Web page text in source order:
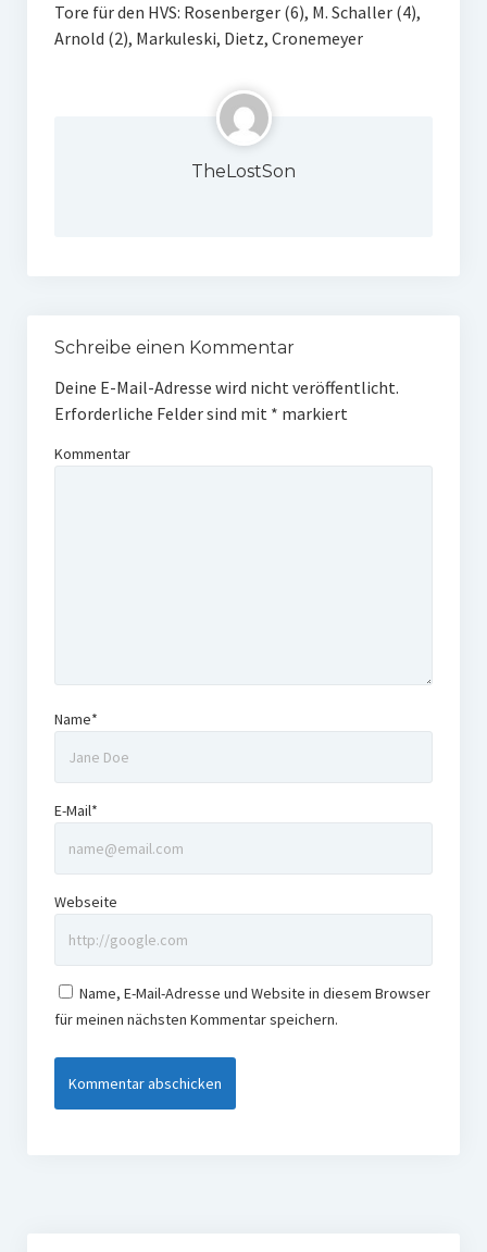
Tore für den HVS: Rosenberger (6), M. Schaller (4),
Arnold (2), Markuleski, Dietz, Cronemeyer
TheLostSon
Schreibe einen Kommentar
Deine E-Mail-Adresse wird nicht veröffentlicht.
Erforderliche Felder sind mit * markiert
Kommentar
Name*
E-Mail*
Webseite
Name, E-Mail-Adresse und Website in diesem Browser
für meinen nächsten Kommentar speichern.